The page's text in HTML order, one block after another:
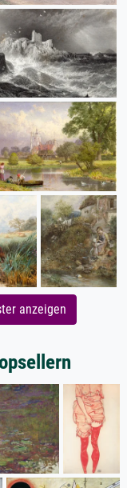
anzeigen